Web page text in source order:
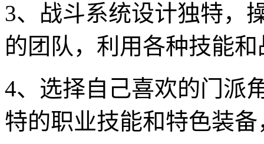
3、战斗系统设计独特，
的团队，利用各种技能
4、选择自己喜欢的门派
特的职业技能和特色装